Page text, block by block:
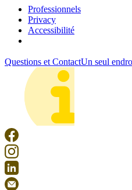
Professionnels
Privacy
Accessibilité
Questions et ContactUn seul